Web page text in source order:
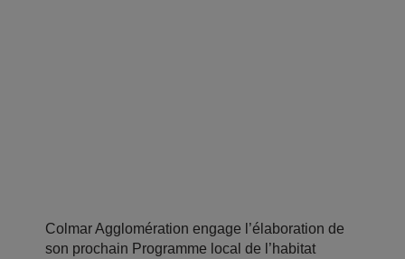
Colmar Agglomération engage l’élaboration de
son prochain Programme local de l’habitat